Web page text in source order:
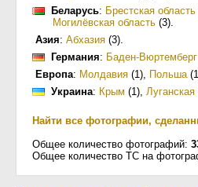
Беларусь: Брестская область
Могилёвская область (3).
Азия: Абхазия (3).
Германия: Баден-Вюртемберг
Европа: Молдавия (1), Польша
Украина: Крым (1), Луганская
Найти все фотографии,
Общее количество фотографий:
Общее количество ТС на